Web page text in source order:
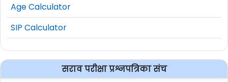
Age Calculator
SIP Calculator
सराव परीक्षा प्रश्नपत्रिका संच